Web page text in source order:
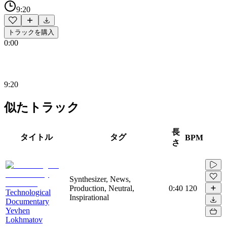
9:20
トラックを購入
0:00
9:20
似たトラック
タイトル タグ
長
さ
BPM
Technological
Documentary
Yevhen
Lokhmatov
Synthesizer, News,
Production, Neutral,
Inspirational
0:40 120